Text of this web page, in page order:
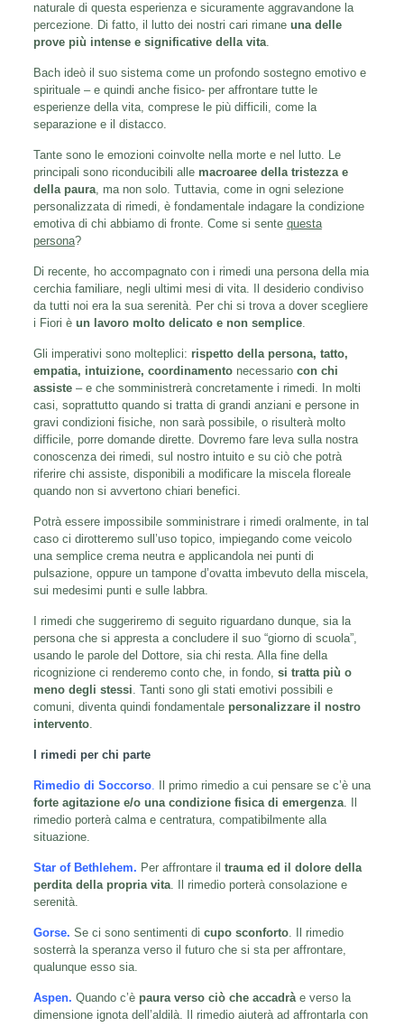
naturale di questa esperienza e sicuramente aggravandone la
percezione. Di fatto, il lutto dei nostri cari rimane una delle
prove più intense e significative della vita.
Bach ideò il suo sistema come un profondo sostegno emotivo e
spirituale – e quindi anche fisico- per affrontare tutte le
esperienze della vita, comprese le più difficili, come la
separazione e il distacco.
Tante sono le emozioni coinvolte nella morte e nel lutto. Le
principali sono riconducibili alle macroaree della tristezza e
della paura, ma non solo. Tuttavia, come in ogni selezione
personalizzata di rimedi, è fondamentale indagare la condizione
emotiva di chi abbiamo di fronte. Come si sente questa
persona?
Di recente, ho accompagnato con i rimedi una persona della mia
cerchia familiare, negli ultimi mesi di vita. Il desiderio condiviso
da tutti noi era la sua serenità. Per chi si trova a dover scegliere
i Fiori è un lavoro molto delicato e non semplice.
Gli imperativi sono molteplici: rispetto della persona, tatto,
empatia, intuizione, coordinamento necessariocon chi
assiste– e che somministrerà concretamente i rimedi. In molti
casi, soprattutto quando si tratta di grandi anziani e persone in
gravi condizioni fisiche, non sarà possibile, o risulterà molto
difficile, porre domande dirette. Dovremo fare leva sulla nostra
conoscenza dei rimedi, sul nostro intuito e su ciò che potrà
riferire chi assiste, disponibili a modificare la miscela floreale
quando non si avvertono chiari benefici.
Potrà essere impossibile somministrare i rimedi oralmente, in tal
caso ci dirotteremo sull’uso topico, impiegando come veicolo
una semplice crema neutra e applicandola nei punti di
pulsazione, oppure un tampone d’ovatta imbevuto della miscela,
sui medesimi punti e sulle labbra.
I rimedi che suggeriremo di seguito riguardano dunque, sia la
persona che si appresta a concludere il suo “giorno di scuola”,
usando le parole del Dottore, sia chi resta. Alla fine della
ricognizione ci renderemo conto che, in fondo, si tratta più o
meno degli stessi. Tanti sono gli stati emotivi possibili e
comuni, diventa quindi fondamentale personalizzare il nostro
intervento.
I rimedi per chi parte
Rimedio di Soccorso. Il primo rimedio a cui pensare se c’è una
forte agitazione e/o una condizione fisica di emergenza. Il
rimedio porterà calma e centratura, compatibilmente alla
situazione.
Star of Bethlehem. Per affrontare il trauma ed il dolore della
perdita della propria vita. Il rimedio porterà consolazione e
serenità.
Gorse. Se ci sono sentimenti di cupo sconforto. Il rimedio
sosterrà la speranza verso il futuro che si sta per affrontare,
qualunque esso sia.
Aspen. Quando c’è paura verso ciò che accadràe verso la
dimensione ignota dell’aldilà. Il rimedio aiuterà ad affrontarla con